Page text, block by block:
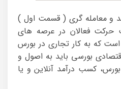
و معامله گری ( قسمت اول )
حرکت فعالان در عرصه های
است که به کار تجاری در بورس
بورسی باید به اصول و
کسب درآمد آنلاین و یا